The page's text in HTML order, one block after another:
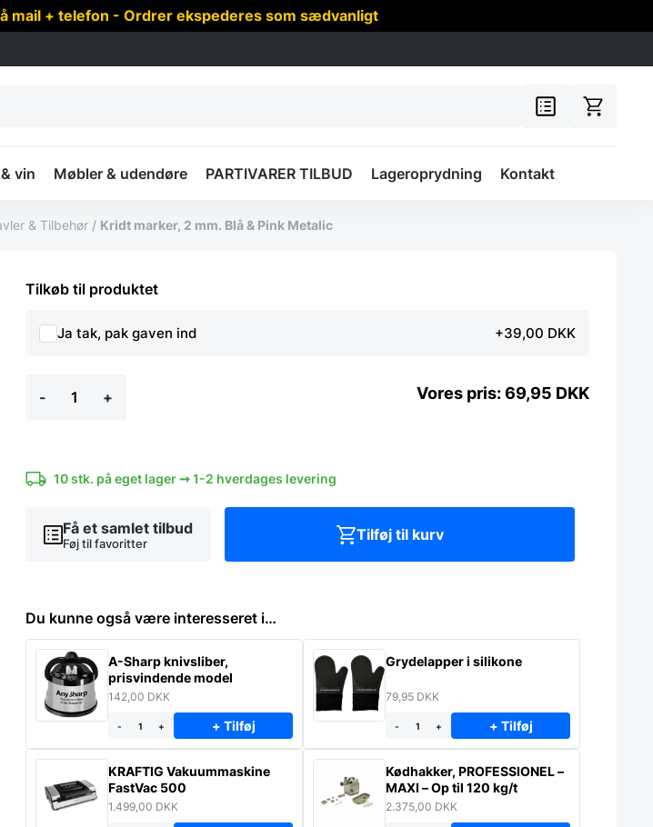
mail + telefon - Ordrer ekspederes som sædvanligt
vin Møbler & udendøre PARTIVARER TILBUD Lageroprydning Kontakt
& Tilbehør / Kridt marker, 2 mm. Blå & Pink Metalic
Tilkøb til produktet
Ja tak, pak gaven ind +39,00 DKK
-
marker,
Pink
+ 69,95 DKK
10 stk. på eget lager ➞ 1-2 hverdages levering
Få et samlet tilbud
Føj til favoritter Tilføj til kurv
Du kunne også være interesseret i…
A-Sharp knivsliber,
prisvindende model
142,00 DKK
- + + Tilføj
KRAFTIG Vakuummaskine
FastVac 500
1.499,00 DKK
Grydelapper i silikone
79,95 DKK
- + + Tilføj
Kødhakker, PROFESSIONEL –
MAXI – Op til 120 kg/t
2.375,00 DKK